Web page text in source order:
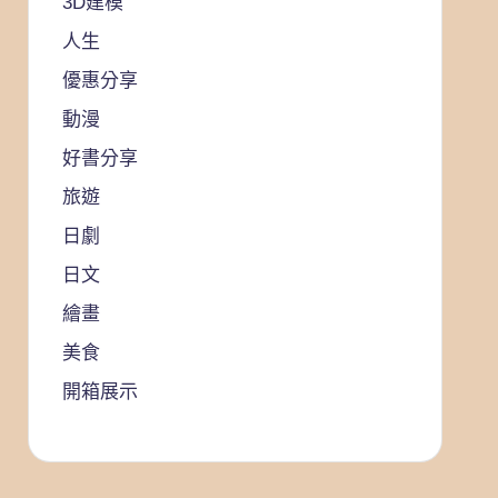
人生
優惠分享
動漫
好書分享
旅遊
日劇
日文
繪畫
美食
開箱展示